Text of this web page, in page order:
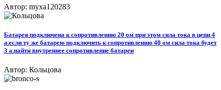
Автор: myxa120283
Батарея подключена к сопротивлению 20 ом при этом сила тока в цепи 4
а.если ту же батарею подключить к сопротивлению 40 ом сила тока будет
3 а.найти внутреннее сопротивление батареи
Автор: Кольцова